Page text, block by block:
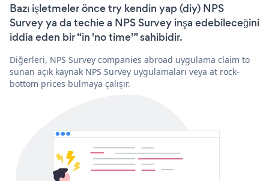
Bazı işletmeler önce try kendin yap (diy) NPS
Survey ya da techie a NPS Survey inşa edebileceğini
iddia eden bir “in 'no time'” sahibidir.
Diğerleri, NPS Survey companies abroad uygulama claim to
sunan açık kaynak NPS Survey uygulamaları veya at rock-
bottom prices bulmaya çalışır.